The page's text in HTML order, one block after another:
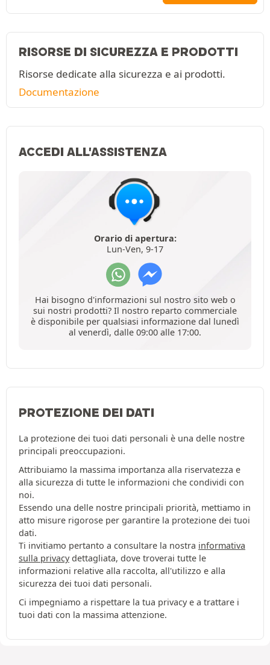
RISORSE DI SICUREZZA E PRODOTTI
Risorse dedicate alla sicurezza e ai prodotti.
Documentazione
ACCEDI ALL'ASSISTENZA
Orario di apertura:
Lun-Ven, 9-17
Hai bisogno d'informazioni sul nostro sito web o
sui nostri prodotti? Il nostro reparto commerciale
è disponibile per qualsiasi informazione dal lunedì
al venerdì, dalle 09:00 alle 17:00.
PROTEZIONE DEI DATI
La protezione dei tuoi dati personali è una delle nostre
principali preoccupazioni.
Attribuiamo la massima importanza alla riservatezza e
alla sicurezza di tutte le informazioni che condividi con
noi.
Essendo una delle nostre principali priorità, mettiamo in
atto misure rigorose per garantire la protezione dei tuoi
dati.
Ti invitiamo pertanto a consultare la nostra informativa
sulla privacydettagliata, dove troverai tutte le
informazioni relative alla raccolta, all'utilizzo e alla
sicurezza dei tuoi dati personali.
Ci impegniamo a rispettare la tua privacy e a trattare i
tuoi dati con la massima attenzione.